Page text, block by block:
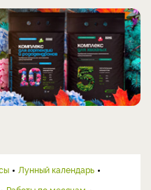
Лунный календарь